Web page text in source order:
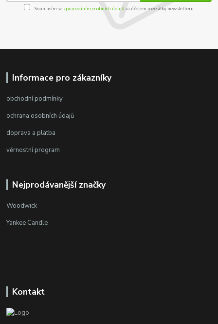
Souhlasím se zpracováním osobních údajůza účelem rozesílky newsletteru.
Informace pro zákazníky
obchodní podmínky
ochrana osobních údajů
doprava a platba
věrnostní program
Nejprodávanější značky
Woodwick
Yankee Candle
Kontakt